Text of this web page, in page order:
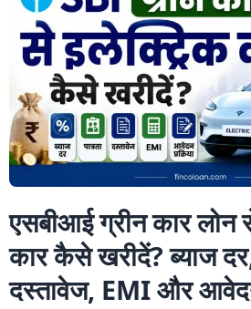
एसबीआई ग्रीन कार लोन
कार कैसे खरीदें? ब्याज
दस्तावेज, EMI और